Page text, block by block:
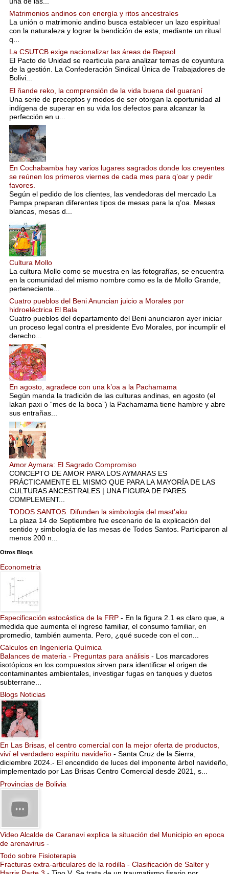
Matrimonios andinos con energía y ritos ancestrales
La unión o matrimonio andino busca establecer un lazo espiritual
con la naturaleza y lograr la bendición de esta, mediante un ritual
q...
La CSUTCB exige nacionalizar las áreas de Repsol
El Pacto de Unidad se rearticula para analizar temas de coyuntura
de la gestión. La Confederación Sindical Única de Trabajadores de
Bolivi...
El ñande reko, la comprensión de la vida buena del guaraní
Una serie de preceptos y modos de ser otorgan la oportunidad al
indígena de superar en su vida los defectos para alcanzar la
perfección en u...
En Cochabamba hay varios lugares sagrados donde los creyentes
se reúnen los primeros viernes de cada mes para q’oar y pedir
favores.
Según el pedido de los clientes, las vendedoras del mercado La
Pampa preparan diferentes tipos de mesas para la q’oa. Mesas
blancas, mesas d...
Cultura Mollo
La cultura Mollo como se muestra en las fotografías, se encuentra
en la comunidad del mismo nombre como es la de Mollo Grande,
perteneciente...
Cuatro pueblos del Beni Anuncian juicio a Morales por
hidroeléctrica El Bala
Cuatro pueblos del departamento del Beni anunciaron ayer iniciar
un proceso legal contra el presidente Evo Morales, por incumplir el
derecho...
En agosto, agradece con una k’oa a la Pachamama
Según manda la tradición de las culturas andinas, en agosto (el
lakan paxi o “mes de la boca”) la Pachamama tiene hambre y abre
sus entrañas...
Amor Aymara: El Sagrado Compromiso
CONCEPTO DE AMOR PARA LOS AYMARAS ES
PRÁCTICAMENTE EL MISMO QUE PARA LA MAYORÍA DE LAS
CULTURAS ANCESTRALES | UNA FIGURA DE PARES
COMPLEMENT...
TODOS SANTOS. Difunden la simbología del mast’aku
La plaza 14 de Septiembre fue escenario de la explicación del
sentido y simbología de las mesas de Todos Santos. Participaron al
menos 200 n...
Otros Blogs
Econometria
Especificación estocástica de la FRP - En la figura 2.1 es claro que, a
medida que aumenta el ingreso familiar, el consumo familiar, en
promedio, también aumenta. Pero, ¿qué sucede con el con...
Cálculos en Ingeniería Química
Balances de materia - Preguntas para análisis - Los marcadores
isotópicos en los compuestos sirven para identificar el origen de
contaminantes ambientales, investigar fugas en tanques y duetos
subterrane...
Blogs Noticias
En Las Brisas, el centro comercial con la mejor oferta de productos,
viví el verdadero espíritu navideño - Santa Cruz de la Sierra,
diciembre 2024.- El encendido de luces del imponente árbol navideño,
implementado por Las Brisas Centro Comercial desde 2021, s...
Provincias de Bolivia
Video Alcalde de Caranavi explica la situación del Municipio en epoca
de arenavirus -
Todo sobre Fisioterapia
Fracturas extra-articulares de la rodilla - Clasificación de Salter y